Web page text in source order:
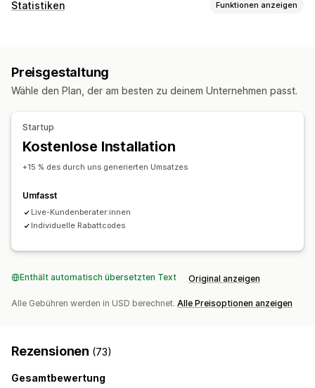
Warenkorbwiederherstellung
Zeitlich begrenzte Angebote
Automatisierte Workflows
Anzeigeoptionen
Benutzerdefiniertes Branding
Statistiken Funktionen anzeigen
Marketing und Vertrieb
Bildmaterial und Berichte
Benutzerdefinierte Berichte
Preisgestaltung
Wähle den Plan, der am besten zu deinem Unternehmen passt.
Startup
Kostenlose Installation
+15 % des durch uns generierten Umsatzes
Umfasst
Live-Kundenberater:innen
Individuelle Rabattcodes
Enthält automatisch übersetzten Text Original anzeigen
Alle Gebühren werden in USD berechnet. Alle Preisoptionen anzeigen
Rezensionen (73)
Gesamtbewertung